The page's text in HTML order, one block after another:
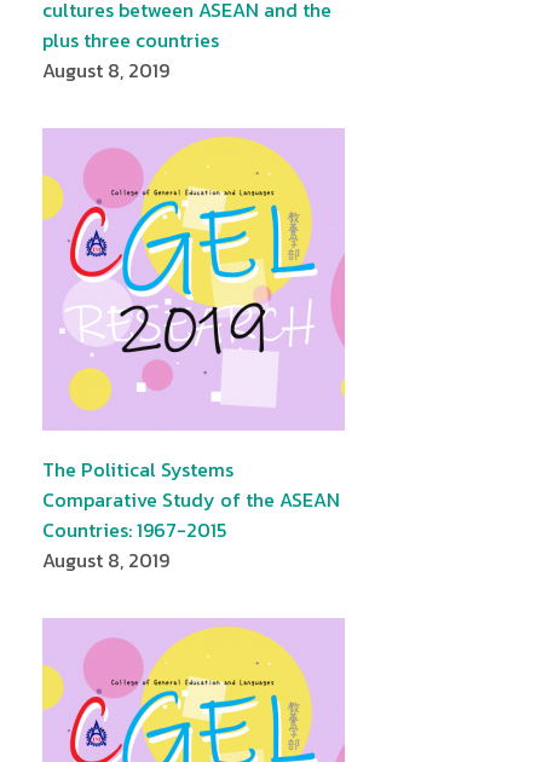
cultures between ASEAN and the
plus three countries
August 8, 2019
The Political Systems
Comparative Study of the ASEAN
Countries: 1967-2015
August 8, 2019